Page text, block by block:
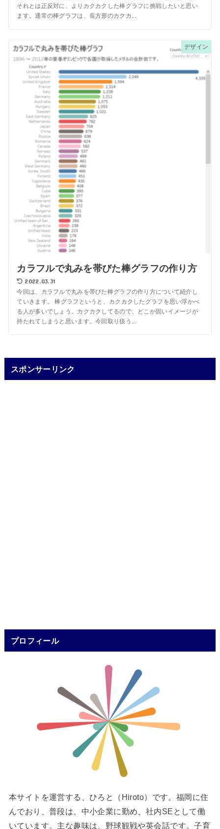
それとは正反対に、よりカクカクした棒グラフに挑戦したいと思い
ます。通常の棒グラフは、長方形のカクカ...
デザイン
カラフルで丸みを帯びた棒グラフの作り方
2022.03.31
今回は、カラフルで丸みを帯びた棒グラフの作り方について紹介し
ていきます。 棒グラフというと、カクカクしたグラフを思い浮かべ
る人が多いでしょう。カクカクしてるので、どこか固いイメージが
持たれてしまうと思います。今回取り扱う...
スポンサーリンク
プロフィール
本サイトを運営する、ひろと（Hiroto）です。福岡に住
んでおり、普段は、中小企業に勤め、社内SEとして働
いています。主な趣味は、野球観戦や英会話です。子育